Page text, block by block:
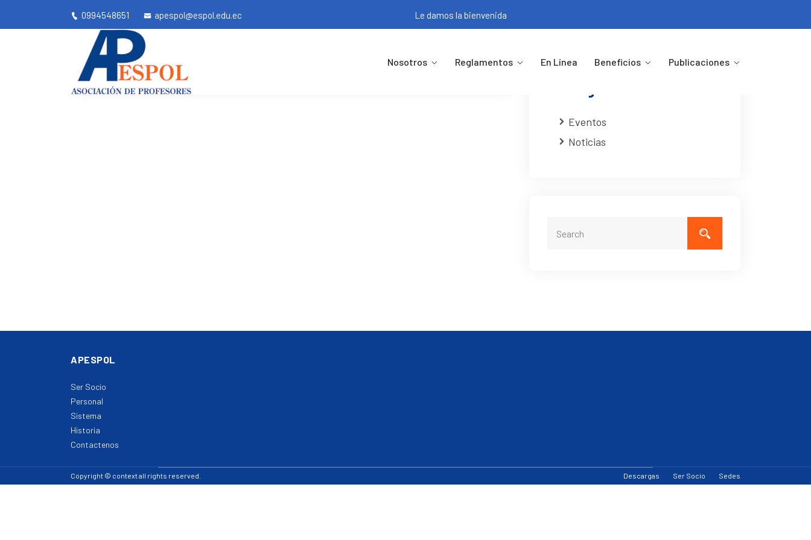
0994548651 apespol@espol.edu.ec Le damos la bienvenida
Nosotros Reglamentos En Línea Beneficios Publicaciones
Eventos
Noticias
APESPOL
Ser Socio
Personal
Sistema
Historia
Contactenos
Copyright © context all rights reserved. Descargas Ser Socio Sedes